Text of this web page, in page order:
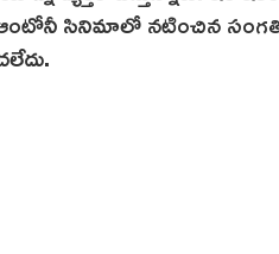
ఆంటోనీ సినిమాలో నటించిన